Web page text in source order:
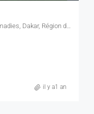
Fann Mermoz, Arrondissement des Almadies, Dakar, Région de Dakar, 15150, Sénégal, Fann Mermoz, Arrondissement des Almadies, Dakar, Région de Dakar, 15150, Sénégal
il y a1 an